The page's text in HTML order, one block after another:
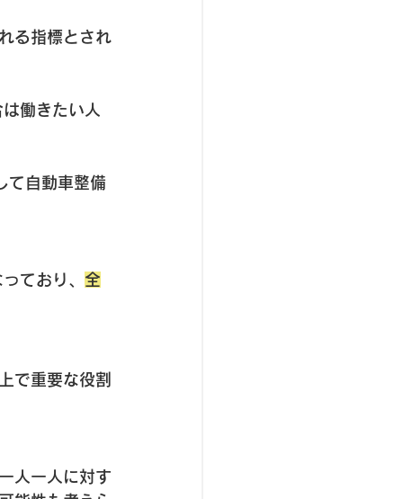
る指標とされ
働きたい人
て自動車整備
ており、 全
で重要な役割
人一人に対す